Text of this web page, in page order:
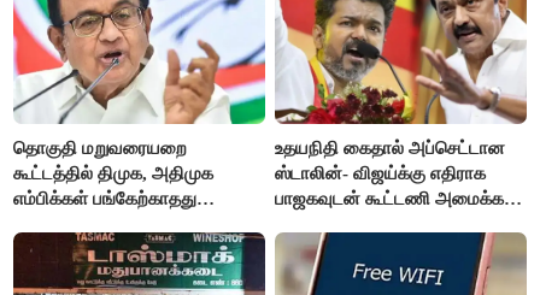
தொகுதி மறுவரையறை
கூட்டத்தில் திமுக, அதிமுக
எம்பிக்கள் பங்கேற்காதது
உதயநிதி கைதால் அப்செட்டான
ஸ்டாலின்- விஜய்க்கு எதிராக
பாஜகவுடன் கூட்டணி அமைக்க